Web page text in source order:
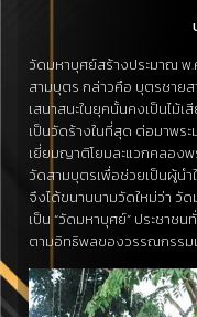
วัดมหาบุศย์สร้างประมาณ พ
สามบุตร กล่าวคือ บุตรชาย
เสนาสนะในยุคนั้นคงเป็นไม้เ
เป็นวัดร้างในที่สุด ต่อมาพร
เยี่ยมญาติโยมละแวกคลอง
วัดสามบุตรเพื่อช่วยเป็นผู้น
จึงได้ขนานนามวัดใหม่ว่า วั
เป็น “วัดมหาบุศย์” ประชาช
ตามอิทธิพลของวรรณกรรม